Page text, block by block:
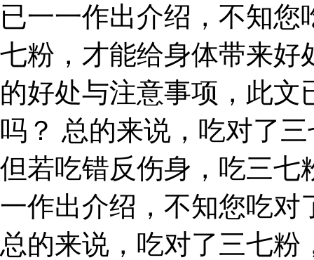
已一一作出介绍，不知
七粉，才能给身体带来好
的好处与注意事项，此
吗？ 总的来说，吃对了
但若吃错反伤身，吃三七
一作出介绍，不知您吃对
总的来说，吃对了三七